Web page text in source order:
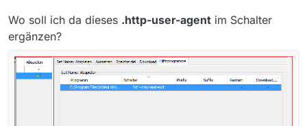
Wo soll ich da dieses .http-user-agent im Schalter
ergänzen?